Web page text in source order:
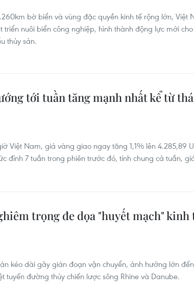
bờ biển và vùng đặc quyền kinh tế rộng lớn, Việt
triển nuôi biển công nghiệp, hình thành động lực mới
thủy sản.
tới tuần tăng mạnh nhất kể từ
Việt Nam, giá vàng giao ngay tăng 1,1% lên 4.285,89
đỉnh 7 tuần trong phiên trước đó, tính chung cả tuần,
trọng đe dọa "huyết mạch" kinh
kéo dài gây gián đoạn vận chuyển, ảnh hưởng lớn
tuyến đường thủy chiến lược sông Rhine và Danube.